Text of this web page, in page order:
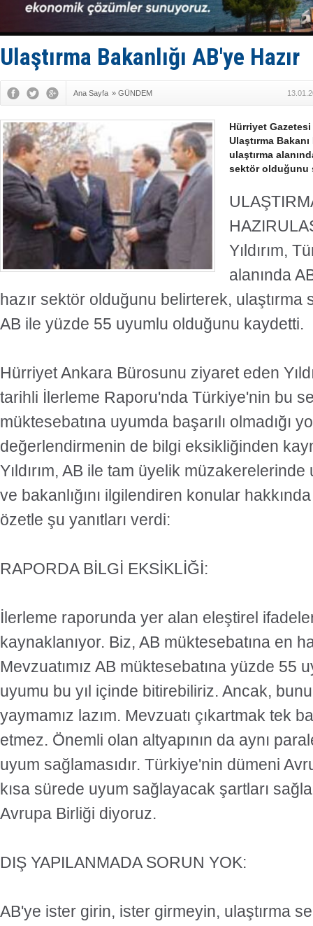
D-Marin,
Van’da
TAYK -
Ulaştırma Bakanlığı AB'ye Hazır
Ana Sayfa » GÜNDEM
Hürriyet
Ulaştırma
ulaştırma
sektör olduğunu
HAZIR
Yıldırım,
alanında
hazır sektör olduğunu belirterek,
AB ile yüzde 55 uyumlu olduğunu kaydetti.
Hürriyet Ankara Bürosunu ziyaret eden
tarihli İlerleme Raporu'nda Türkiye'nin bu
müktesebatına uyumda başarılı olmadığı
değerlendirmenin de bilgi eksikliğinden
Yıldırım, AB ile tam üyelik müzakerelerinde
ve bakanlığını ilgilendiren konular
özetle şu yanıtları verdi:
RAPORDA BİLGİ EKSİKLİĞİ:
İlerleme raporunda yer alan eleştirel
kaynaklanıyor. Biz, AB müktesebatına en
Mevzuatımız AB müktesebatına yüzde 55
uyumu bu yıl içinde bitirebiliriz. Ancak,
yaymamız lazım. Mevzuatı çıkartmak tek
etmez. Önemli olan altyapının da aynı
uyum sağlamasıdır. Türkiye'nin dümeni
kısa sürede uyum sağlayacak şartları
Avrupa Birliği diyoruz.
DIŞ YAPILANMADA SORUN YOK:
AB'ye ister girin, ister girmeyin, ulaştırma